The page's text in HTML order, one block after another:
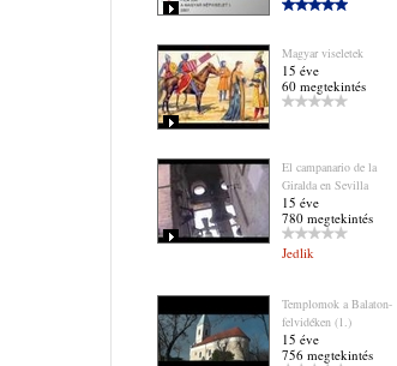
Magyar viseletek
15 éve
60 megtekintés
El campanario de la
Giralda en Sevilla
15 éve
780 megtekintés
Jedlik
Templomok a Balaton-
felvidéken (1.)
15 éve
756 megtekintés